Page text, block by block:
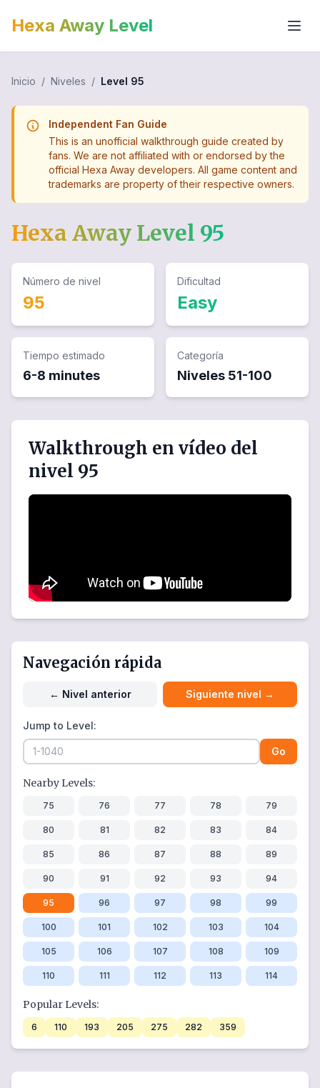
Hexa Away Level
Inicio / Niveles / Level 95
Independent Fan Guide
This is an unofficial walkthrough guide created by
fans. We are not affiliated with or endorsed by the
official Hexa Away developers. All game content and
trademarks are property of their respective owners.
Hexa Away Level 95
Número de nivel
95
Dificultad
Easy
Tiempo estimado
6-8 minutes
Categoría
Niveles 51-100
Walkthrough en vídeo del
nivel 95
Navegación rápida
← Nivel anterior Siguiente nivel →
Jump to Level:
Go
Nearby Levels:
75 76 77 78 79
80 81 82 83 84
85 86 87 88 89
90 91 92 93 94
95 96 97 98 99
100 101 102 103 104
105 106 107 108 109
110 111 112 113 114
Popular Levels:
6 110 193 205 275 282 359